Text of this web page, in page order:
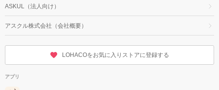
ASKUL（法人向け）
アスクル株式会社（会社概要）
LOHACOをお気に入りストアに登録する
アプリ